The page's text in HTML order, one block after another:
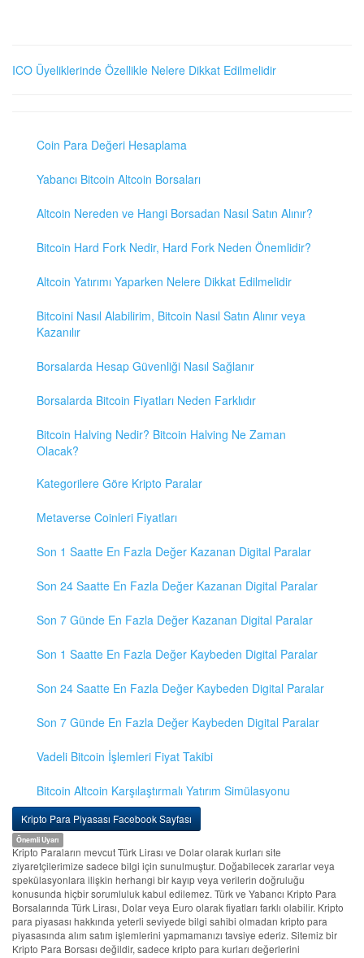
ICO Üyeliklerinde Özellikle Nelere Dikkat Edilmelidir
Coin Para Değeri Hesaplama
Yabancı Bitcoin Altcoin Borsaları
Altcoin Nereden ve Hangi Borsadan Nasıl Satın Alınır?
Bitcoin Hard Fork Nedir, Hard Fork Neden Önemlidir?
Altcoin Yatırımı Yaparken Nelere Dikkat Edilmelidir
Bitcoini Nasıl Alabilirim, Bitcoin Nasıl Satın Alınır veya
Kazanılır
Borsalarda Hesap Güvenliği Nasıl Sağlanır
Borsalarda Bitcoin Fiyatları Neden Farklıdır
Bitcoin Halving Nedir? Bitcoin Halving Ne Zaman
Olacak?
Kategorilere Göre Kripto Paralar
Metaverse Coinleri Fiyatları
Son 1 Saatte En Fazla Değer Kazanan Digital Paralar
Son 24 Saatte En Fazla Değer Kazanan Digital Paralar
Son 7 Günde En Fazla Değer Kazanan Digital Paralar
Son 1 Saatte En Fazla Değer Kaybeden Digital Paralar
Son 24 Saatte En Fazla Değer Kaybeden Digital Paralar
Son 7 Günde En Fazla Değer Kaybeden Digital Paralar
Vadeli Bitcoin İşlemleri Fiyat Takibi
Bitcoin Altcoin Karşılaştırmalı Yatırım Simülasyonu
Kripto Para Piyasası Facebook Sayfası
Önemli Uyarı
Kripto Paraların mevcut Türk Lirası ve Dolar olarak kurları site
ziyaretçilerimize sadece bilgi için sunulmuştur. Doğabilecek zararlar veya
spekülasyonlara ilişkin herhangi bir kayıp veya verilerin doğruluğu
konusunda hiçbir sorumluluk kabul edilemez. Türk ve Yabancı Kripto Para
Borsalarında Türk Lirası, Dolar veya Euro olarak fiyatları farklı olabilir. Kripto
para piyasası hakkında yeterli seviyede bilgi sahibi olmadan kripto para
piyasasında alım satım işlemlerini yapmamanızı tavsiye ederiz. Sitemiz bir
Kripto Para Borsası değildir, sadece kripto para kurları değerlerini